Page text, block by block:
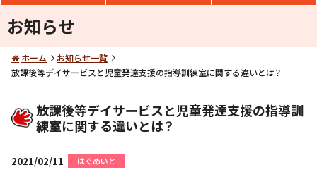
お知らせ
ホーム
お知らせ一覧
放課後等デイサービスと児童発達支援の指導訓練室に関する違いとは？
放課後等デイサービスと児童発達支援の指導訓
練室に関する違いとは？
2021/02/11 はぐめいと